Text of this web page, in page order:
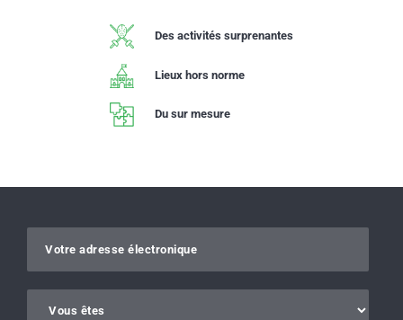
Des activités surprenantes
Lieux hors norme
Du sur mesure
Gelieve dit veld leeg te laten.